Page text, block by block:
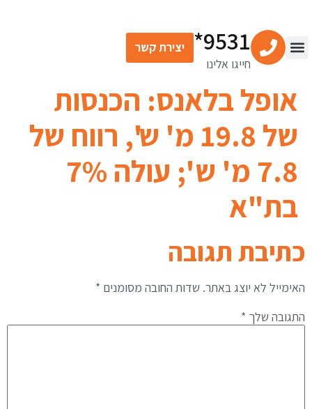
9531*
חייגו אלינו
יצירת קשר
אופל בלאנס: הכנסות
של 19.8 מ' ש', רווח של
7.8 מ' ש'; עולה 7%
בת"א
כתיבת תגובה
האימייל לא יוצג באתר. שדות החובה מסומנים *
התגובה שלך *